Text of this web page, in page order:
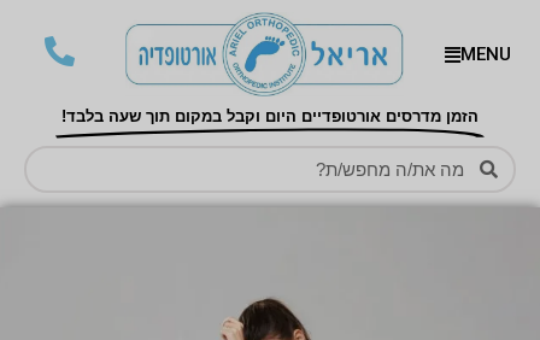
MENU
הזמן מדרסים אורטופדיים היום וקבל במקום תוך שעה בלבד!